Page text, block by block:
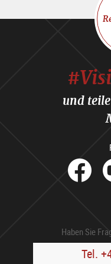
und
Haben Sie
Tel.